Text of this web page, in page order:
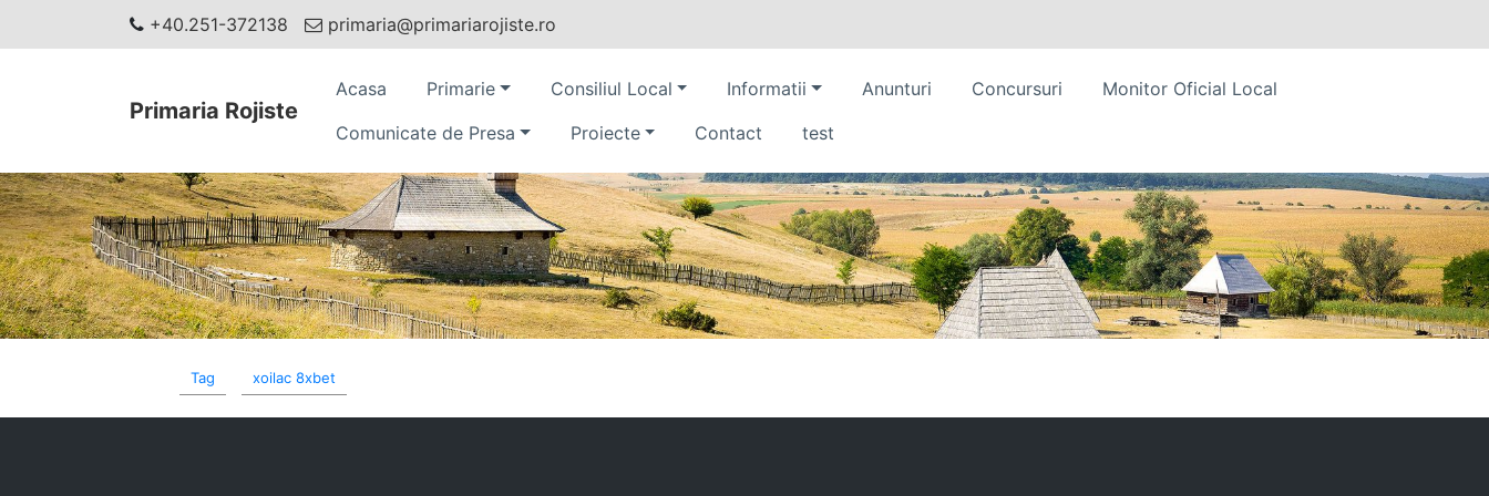
+40.251-372138 primaria@primariarojiste.ro
Primaria Rojiste
Acasa Primarie Consiliul Local Informatii Anunturi Concursuri
Monitor Oficial Local
Comunicate de Presa
Proiecte Contact test
Tag xoilac 8xbet